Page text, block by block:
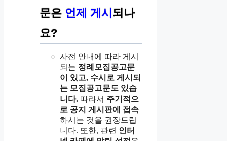
문은 언제 게시 되나
요?
사전 안내에 따라 게시
되는 정례모집공고문
이 있고, 수시로 게시되
는 모집공고문도 있습
니다. 따라서 주기적으
로 공지 게시판에 접속
하시는 것을 권장드립
니다. 또한, 관련 인터